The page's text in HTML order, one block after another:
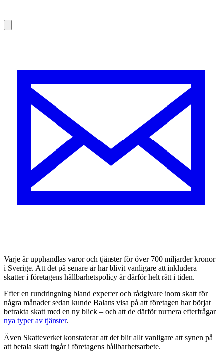
Varje år upphandlas varor och tjänster för över 700 miljarder kronor
i Sverige. Att det på senare år har blivit vanligare att inkludera
skatter i företagens hållbarhetspolicy är därför helt rätt i tiden.
Efter en rundringning bland experter och rådgivare inom skatt för
några månader sedan kunde Balans visa på att företagen har börjat
betrakta skatt med en ny blick – och att de därför numera efterfrågar
nya typer av tjänster.
Även Skatteverket konstaterar att det blir allt vanligare att synen på
att betala skatt ingår i företagens hållbarhetsarbete.